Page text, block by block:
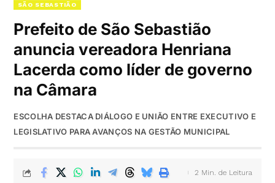
SÃO SEBASTIÃO
Prefeito de São Sebastião
anuncia vereadora Henriana
Lacerda como líder de governo
na Câmara
ESCOLHA DESTACA DIÁLOGO E UNIÃO ENTRE EXECUTIVO E
LEGISLATIVO PARA AVANÇOS NA GESTÃO MUNICIPAL
2 Min. de Leitura